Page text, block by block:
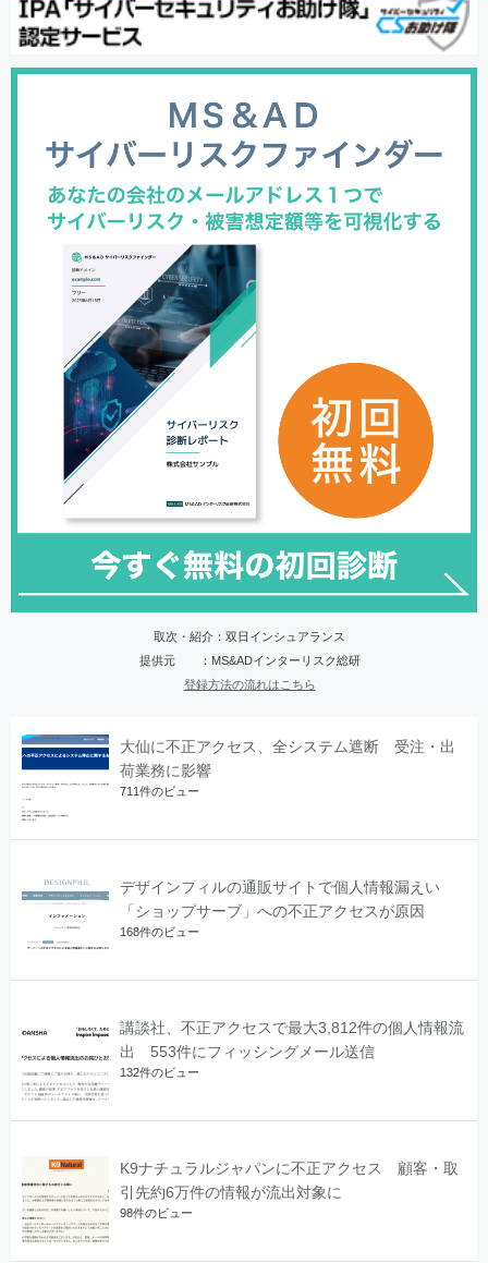
取次・紹介：双日インシュアランス
提供元 ：MS&ADインターリスク総研
登録方法の流れはこちら
大仙に不正アクセス、全システム遮断 受注・出
荷業務に影響
711件のビュー
デザインフィルの通販サイトで個人情報漏えい
「ショップサーブ」への不正アクセスが原因
168件のビュー
講談社、不正アクセスで最大3,812件の個人情報流
出 553件にフィッシングメール送信
132件のビュー
K9ナチュラルジャパンに不正アクセス 顧客・取
引先約6万件の情報が流出対象に
98件のビュー